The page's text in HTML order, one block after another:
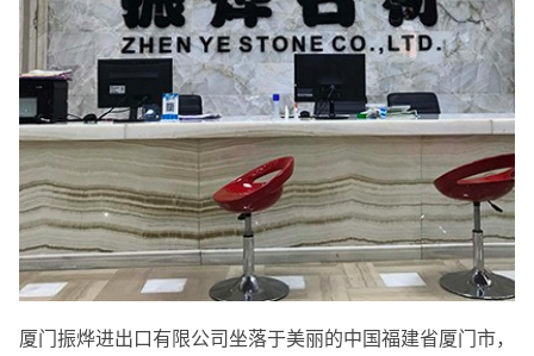
厦门振烨进出口有限公司坐落于美丽的中国福建省厦门市，